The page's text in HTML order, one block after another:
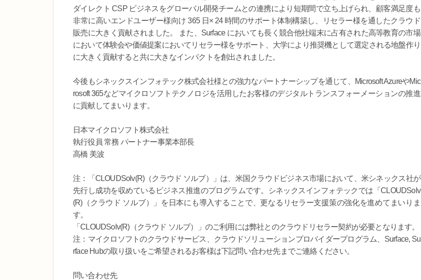
ダイレクト CSP ビジネスをグローバル開発チームとの連携により短期間で立ち上げられ、顧客満足度も
非常に高いエンドユーザー様向け 365 日× 24 時間のサポート体制構築し、リセラー様を通したクラウド
販売に大きく貢献されました。 また、Surface においても長く競合他社端末に占有された高等教育の市場
において体験会や価値提案においてリセラー様をサポート、大学により推奨機として選定される地盤作り
に大きく貢献すると共に大きなインパクトを創出されました。
今後もシネックスインフォテック株式会社様との強力なパートナーシップを通じて、Microsoft AzureやMic
rosoft 365などマイクロソフトテクノロジを活用したお客様のデジタルトランスフォーメーションの推進
に貢献してまいります。
日本マイクロソフト株式会社
執行役員 常務 パートナー事業本部長
高橋 美波
注：「CLOUDSolv(R)（クラウド ソルブ）」は、米国クラウドビジネス市場において、米シネックス社が
先行し成功を収めているビジネス推進のプログラムです。シネックスインフォテックでは「CLOUDSolv
(R)（クラウド ソルブ）」を日本にも導入することで、更なるリセラー支援策の強化を進めてまいりま
す。
「CLOUDSolv(R)（クラウド ソルブ）」のご利用には弊社とのクラウドリセラー契約が必要となります。
注：マイクロソフトのクラウドサービス、クラウドソリューションプロバイダープログラム、Surface, Su
rface Hubの取り扱いをご希望されるお客様は下記問い合わせ先までご連絡ください。
問い合わせ先